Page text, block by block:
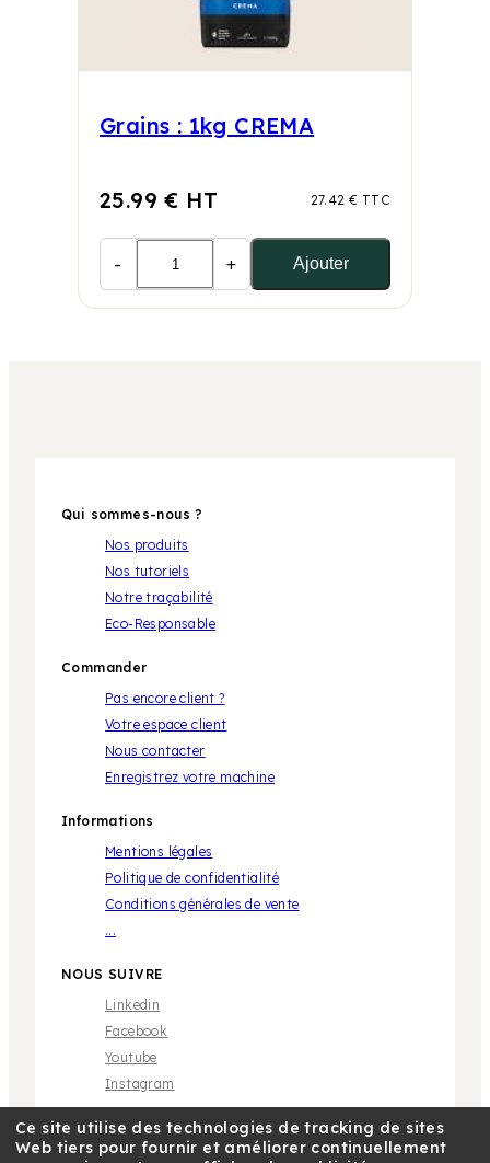
Grains : 1kg CREMA
25.99 € HT 27.42 € TTC
- + Ajouter
Qui sommes-nous ?
Nos produits
Nos tutoriels
Notre traçabilité
Eco-Responsable
Commander
Pas encore client ?
Votre espace client
Nous contacter
Enregistrez votre machine
Informations
Mentions légales
Politique de confidentialité
Conditions générales de vente
...
NOUS SUIVRE
Linkedin
Facebook
Youtube
Instagram
Ce site utilise des technologies de tracking de sites
Web tiers pour fournir et améliorer continuellement